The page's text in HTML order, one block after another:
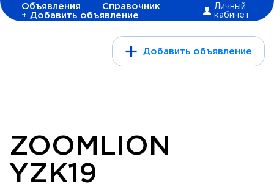
Объявления
Справочник
+ Добавить объявление
Личный
кабинет
Добавить объявление
ZOOMLION
YZK19